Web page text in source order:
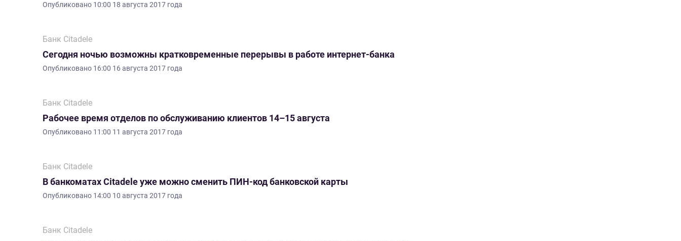
Опубликовано 10:00 18 августа 2017 года
Банк Citadele
Сегодня ночью возможны кратковременные перерывы в работе интернет-банка
Опубликовано 16:00 16 августа 2017 года
Банк Citadele
Рабочее время отделов по обслуживанию клиентов 14–15 августа
Опубликовано 11:00 11 августа 2017 года
Банк Citadele
В банкоматах Citadele уже можно сменить ПИН-код банковской карты
Опубликовано 14:00 10 августа 2017 года
Банк Citadele